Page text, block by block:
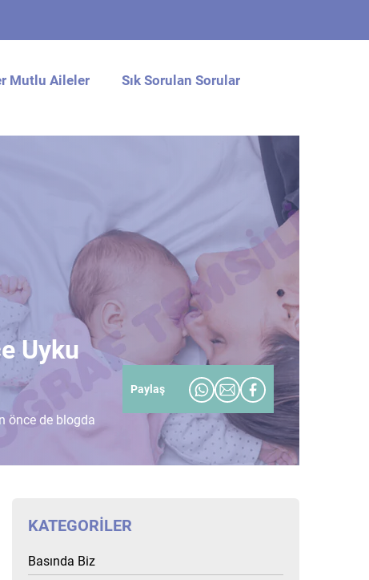
Mutlu Aileler Sık Sorulan Sorular
Uyku
önce de blogda
Paylaş
KATEGORILER
Basında Biz